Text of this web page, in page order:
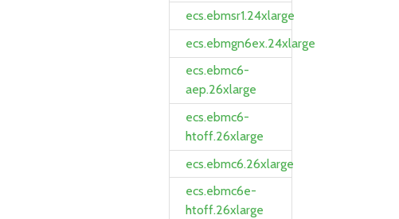
ecs.ebmsr1.24xlarge
ecs.ebmgn6ex.24xlarge
ecs.ebmc6-
aep.26xlarge
ecs.ebmc6-
htoff.26xlarge
ecs.ebmc6.26xlarge
ecs.ebmc6e-
htoff.26xlarge